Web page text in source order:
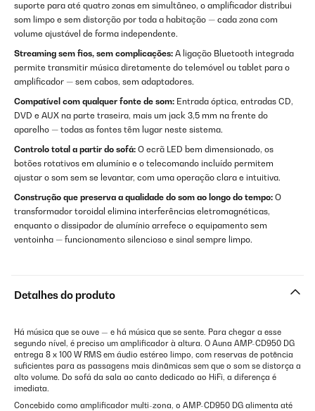
suporte para até quatro zonas em simultâneo, o amplificador distribui
som limpo e sem distorção por toda a habitação — cada zona com
volume ajustável de forma independente.
Streaming sem fios, sem complicações: A ligação Bluetooth integrada
permite transmitir música diretamente do telemóvel ou tablet para o
amplificador — sem cabos, sem adaptadores.
Compatível com qualquer fonte de som: Entrada óptica, entradas CD,
DVD e AUX na parte traseira, mais um jack 3,5 mm na frente do
aparelho — todas as fontes têm lugar neste sistema.
Controlo total a partir do sofá: O ecrã LED bem dimensionado, os
botões rotativos em alumínio e o telecomando incluído permitem
ajustar o som sem se levantar, com uma operação clara e intuitiva.
Construção que preserva a qualidade do som ao longo do tempo: O
transformador toroidal elimina interferências eletromagnéticas,
enquanto o dissipador de alumínio arrefece o equipamento sem
ventoinha — funcionamento silencioso e sinal sempre limpo.
Detalhes do produto
Há música que se ouve — e há música que se sente. Para chegar a esse
segundo nível, é preciso um amplificador à altura. O Auna AMP-CD950 DG
entrega 8 x 100 W RMS em áudio estéreo limpo, com reservas de potência
suficientes para as passagens mais dinâmicas sem que o som se distorça a
alto volume. Do sofá da sala ao canto dedicado ao HiFi, a diferença é
imediata.
Concebido como amplificador multi-zona, o AMP-CD950 DG alimenta até